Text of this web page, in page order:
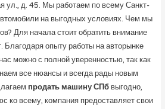
ул., д. 45. Мы работаем по всему Санкт-
на выгодных условиях. Чем мы
Для начала стоит обратить внимание
Благодаря опыту работы на авторынке
можно с полной уверенностью, так как
все нюансы и всегда рады новым
продать машину СПб выгодно,
ко всему, компания предоставляет свои